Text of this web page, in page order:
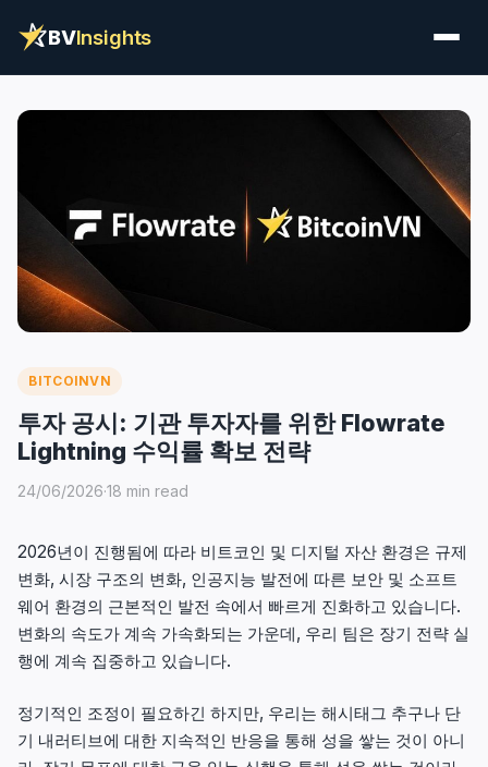
BVInsights
BITCOINVN
투자 공시: 기관 투자자를 위한 Flowrate
Lightning 수익률 확보 전략
24/06/2026·18 min read
2026년이 진행됨에 따라 비트코인 및 디지털 자산 환경은 규제
변화, 시장 구조의 변화, 인공지능 발전에 따른 보안 및 소프트
웨어 환경의 근본적인 발전 속에서 빠르게 진화하고 있습니다.
변화의 속도가 계속 가속화되는 가운데, 우리 팀은 장기 전략 실
행에 계속 집중하고 있습니다.
정기적인 조정이 필요하긴 하지만, 우리는 해시태그 추구나 단
기 내러티브에 대한 지속적인 반응을 통해 성을 쌓는 것이 아니